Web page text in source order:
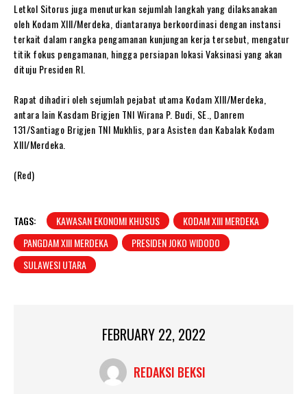
Letkol Sitorus juga menuturkan sejumlah langkah yang dilaksanakan
oleh Kodam XIII/Merdeka, diantaranya berkoordinasi dengan instansi
terkait dalam rangka pengamanan kunjungan kerja tersebut, mengatur
titik fokus pengamanan, hingga persiapan lokasi Vaksinasi yang akan
dituju Presiden RI.
Rapat dihadiri oleh sejumlah pejabat utama Kodam XIII/Merdeka,
antara lain Kasdam Brigjen TNI Wirana P. Budi, SE., Danrem
131/Santiago Brigjen TNI Mukhlis, para Asisten dan Kabalak Kodam
XIII/Merdeka.
(Red)
TAGS: KAWASAN EKONOMI KHUSUS
KODAM XIII MERDEKA
PANGDAM XIII MERDEKA
PRESIDEN JOKO WIDODO
SULAWESI UTARA
FEBRUARY 22, 2022
REDAKSI BEKSI